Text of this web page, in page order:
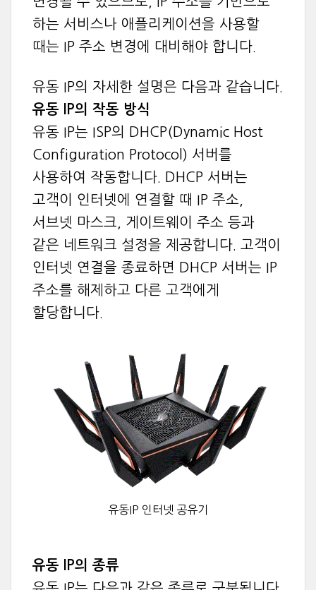
하는 서비스나 애플리케이션을 사용할
때는 IP 주소 변경에 대비해야 합니다.
유동 IP의 자세한 설명은 다음과 같습니다.
유동 IP의 작동 방식
유동 IP는 ISP의 DHCP(Dynamic Host
Configuration Protocol) 서버를
사용하여 작동합니다. DHCP 서버는
고객이 인터넷에 연결할 때 IP 주소,
서브넷 마스크, 게이트웨이 주소 등과
같은 네트워크 설정을 제공합니다. 고객이
인터넷 연결을 종료하면 DHCP 서버는 IP
주소를 해제하고 다른 고객에게
할당합니다.
유동IP 인터넷 공유기
유동 IP의 종류